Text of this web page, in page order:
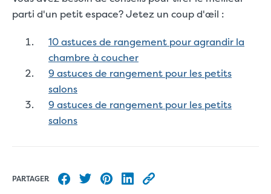
parti d'un petit espace? Jetez un coup d'œil :
10 astuces de rangement pour agrandir la
chambre à coucher
9 astuces de rangement pour les petits
salons
9 astuces de rangement pour les petits
salons
PARTAGER
Partager sur Facebook
Partager sur Twitter
Partager sur Pinterest
Partager sur LinkedIn
Copier l’URL de cet article